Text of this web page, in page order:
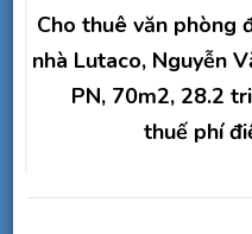
Cho thuê văn phòng
nhà Lutaco, Nguyễn
PN, 70m2, 28.2
thuế phí